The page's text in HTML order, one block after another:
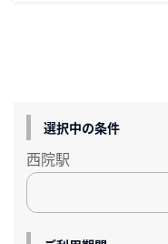
選択中の条件
西院駅